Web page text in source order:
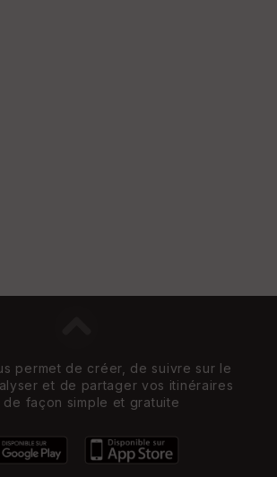
permet de créer, de suivre sur le
et de partager vos itinéraires
de façon simple et gratuite